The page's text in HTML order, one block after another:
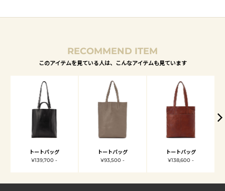
RECOMMEND ITEM
このアイテムを見ている人は、こんなアイテムも見ています
トートバッグ
¥139,700 -
トートバッグ
¥93,500 -
トートバッグ
¥138,600 -